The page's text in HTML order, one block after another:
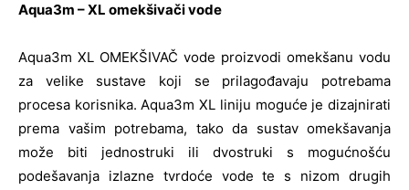
Aqua3m – XL omekšivači vode
Aqua3m XL OMEKŠIVAČ vode proizvodi omekšanu vodu
za velike sustave koji se prilagođavaju potrebama
procesa korisnika. Aqua3m XL liniju moguće je dizajnirati
prema vašim potrebama, tako da sustav omekšavanja
može biti jednostruki ili dvostruki s mogućnošću
podešavanja izlazne tvrdoće vode te s nizom drugih